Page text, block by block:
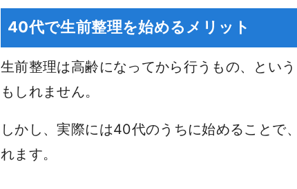
40代で生前整理を始めるメリット
生前整理は高齢になってから行うもの、とい
もしれません。
しかし、実際には40代のうちに始めることで
れます。